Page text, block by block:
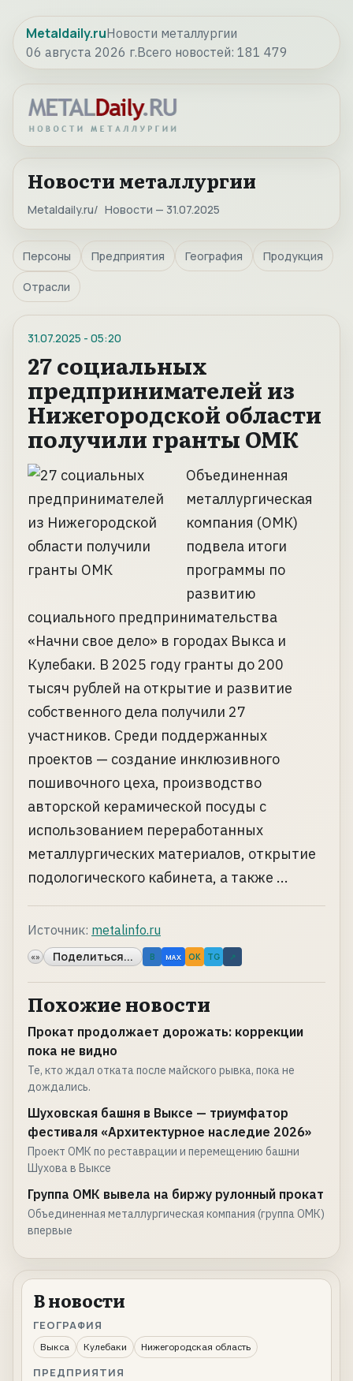
Metaldaily.ruНовости металлургии
06 августа 2026 г.Всего новостей: 181 479
Новости металлургии
Metaldaily.ru Новости — 31.07.2025
Персоны Предприятия География Продукция
Отрасли
31.07.2025 - 05:20
27 социальных
предпринимателей из
Нижегородской области
получили гранты ОМК
Объединенная
металлургическая
компания (ОМК)
подвела итоги
программы по
развитию
социального предпринимательства
«Начни свое дело» в городах Выкса и
Кулебаки. В 2025 году гранты до 200
тысяч рублей на открытие и развитие
собственного дела получили 27
участников. Среди поддержанных
проектов — создание инклюзивного
пошивочного цеха, производство
авторской керамической посуды с
использованием переработанных
металлургических материалов, открытие
подологического кабинета, а также ...
Источник: metalinfo.ru
«» Поделиться... B MAX OK TG ↗
Похожие новости
Прокат продолжает дорожать: коррекции
пока не видно
Те, кто ждал отката после майского рывка, пока не
дождались.
Шуховская башня в Выксе — триумфатор
фестиваля «Архитектурное наследие 2026»
Проект ОМК по реставрации и перемещению башни
Шухова в Выксе
Группа ОМК вывела на биржу рулонный прокат
Объединенная металлургическая компания (группа ОМК)
впервые
В новости
ГЕОГРАФИЯ
Выкса Кулебаки Нижегородская область
ПРЕДПРИЯТИЯ